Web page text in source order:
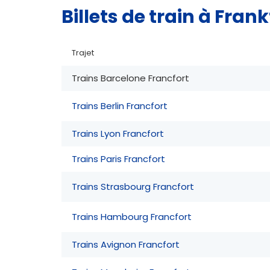
Billets de train à
Trajet
Trains Barcelone Francfort
Trains Berlin Francfort
Trains Lyon Francfort
Trains Paris Francfort
Trains Strasbourg Francfort
Trains Hambourg Francfort
Trains Avignon Francfort